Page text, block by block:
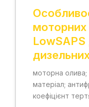
моторних
моторна
матеріал;
коефіцієнт